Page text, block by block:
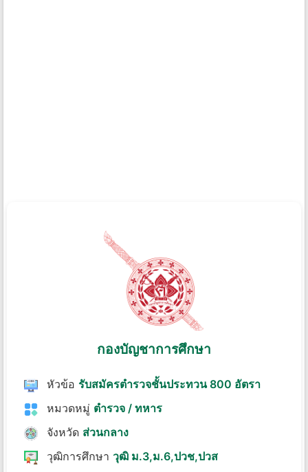
กองบัญชาการศึกษา
หัวข้อ รับสมัครตำรวจชั้นประทวน 800 อัตรา
หมวดหมู่ ตำรวจ / ทหาร
จังหวัด ส่วนกลาง
วุฒิการศึกษา วุฒิ ม.3,ม.6,ปวช,ปวส